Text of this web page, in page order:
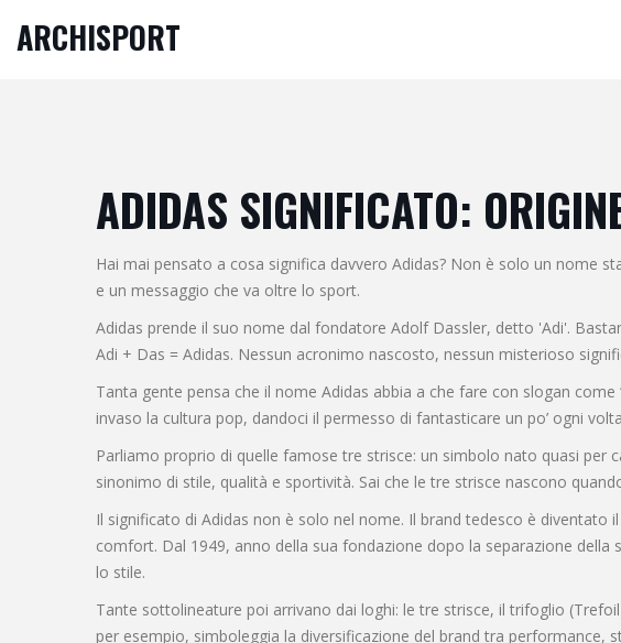
ARCHISPORT
ADIDAS SIGNIFICATO:
Hai mai pensato a cosa significa davvero Adidas? Non è solo un nome
e un messaggio che va oltre lo sport.
Adidas prende il suo nome dal fondatore Adolf Dassler, detto 'Adi'.
Adi + Das = Adidas. Nessun acronimo nascosto, nessun misterioso
Tanta gente pensa che il nome Adidas abbia a che fare con slogan
invaso la cultura pop, dandoci il permesso di fantasticare un po’ ogni
Parliamo proprio di quelle famose tre strisce: un simbolo nato quasi per
sinonimo di stile, qualità e sportività. Sai che le tre strisce nascono
Il significato di Adidas non è solo nel nome. Il brand tedesco è
comfort. Dal 1949, anno della sua fondazione dopo la separazione
lo stile.
Tante sottolineature poi arrivano dai loghi: le tre strisce, il trifoglio
per esempio, simboleggia la diversificazione del brand tra performance,